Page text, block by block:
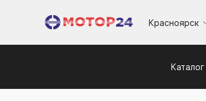
Красноярск
Каталог